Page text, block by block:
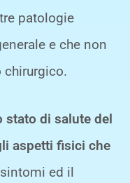
patologie
e che non
chirurgico.
stato di salute del
aspetti fisici che
ed il